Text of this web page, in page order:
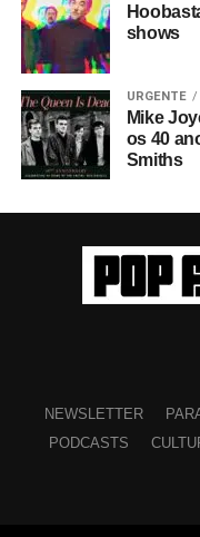
shows
URGENTE
Mike
os 40
Smiths
NEWSLETTER
PODCASTS